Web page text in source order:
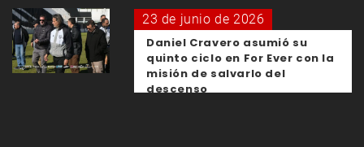
23 de junio de 2026
Daniel Cravero asumió su
quinto ciclo en For Ever con la
misión de salvarlo del
descenso